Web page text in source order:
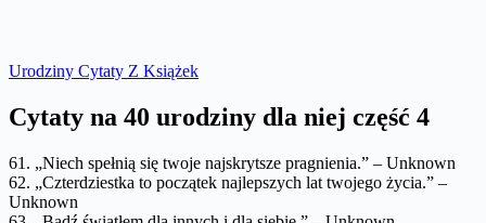
Urodziny Cytaty Z Książek
Cytaty na 40 urodziny dla niej część 4
61. „Niech spełnią się twoje najskrytsze pragnienia.” – Unknown
62. „Czterdziestka to początek najlepszych lat twojego życia.” –
Unknown